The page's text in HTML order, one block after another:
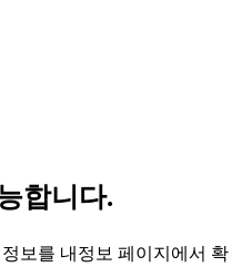
합니다.
보를 내정보 페이지에서 확